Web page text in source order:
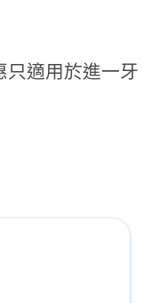
只適用於進一牙